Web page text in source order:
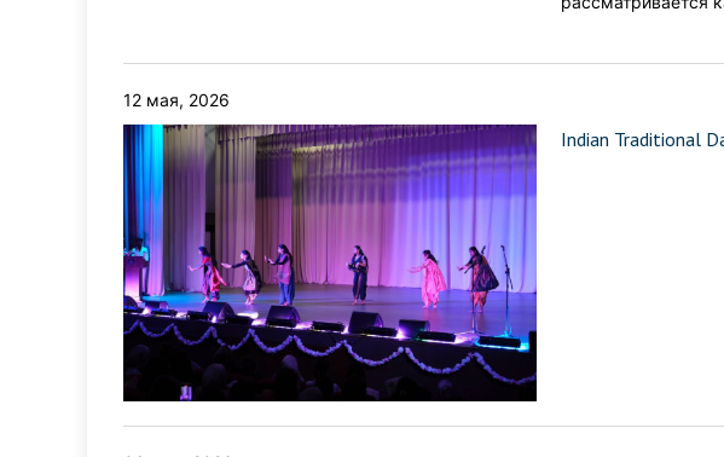
12 мая, 2026
Indian Traditional